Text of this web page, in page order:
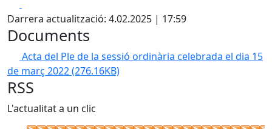
Darrera actualització: 4.02.2025 | 17:59
Documents
Acta del Ple de la sessió ordinària celebrada el dia 15
de març 2022(276.16KB)
RSS
L'actualitat a un clic